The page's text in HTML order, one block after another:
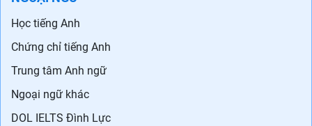
Học tiếng Anh
Chứng chỉ tiếng Anh
Trung tâm Anh ngữ
Ngoại ngữ khác
DOL IELTS Đình Lực